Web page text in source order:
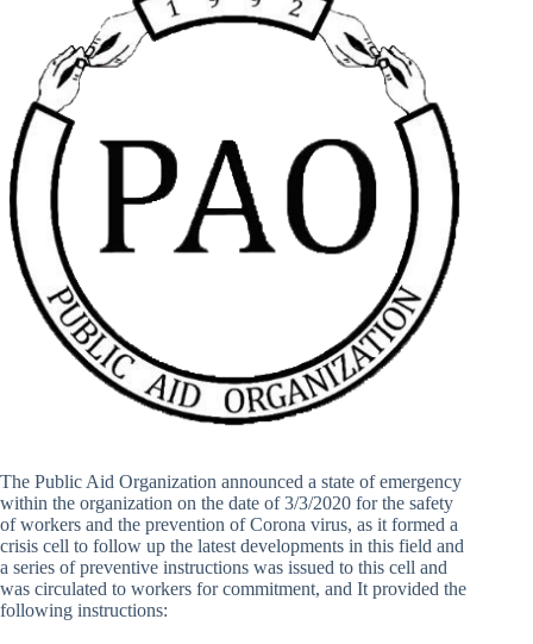
The Public Aid Organization announced a state of emergency
within the organization on the date of 3/3/2020 for the safety
of workers and the prevention of Corona virus, as it formed a
crisis cell to follow up the latest developments in this field and
a series of preventive instructions was issued to this cell and
was circulated to workers for commitment, and It provided the
following instructions: